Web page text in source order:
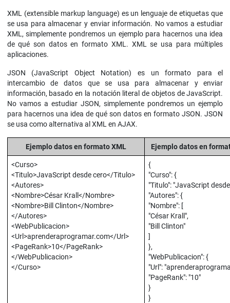
XML (extensible markup language) es un lenguaje de etiquetas que
se usa para almacenar y enviar información. No vamos a estudiar
XML, simplemente pondremos un ejemplo para hacernos una idea
de qué son datos en formato XML. XML se usa para múltiples
aplicaciones.
JSON (JavaScript Object Notation) es un formato para el
intercambio de datos que se usa para almacenar y enviar
información, basado en la notación literal de objetos de JavaScript.
No vamos a estudiar JSON, simplemente pondremos un ejemplo
para hacernos una idea de qué son datos en formato JSON. JSON
se usa como alternativa al XML en AJAX.
Ejemplo datos en formato XML Ejemplo datos en
<Curso>
<Titulo>JavaScript desde cero</Titulo>
<Autores>
<Nombre>César Krall</Nombre>
<Nombre>Bill Clinton</Nombre>
</Autores>
<WebPublicacion>
<Url>aprenderaprogramar.com</Url>
<PageRank>10</PageRank>
</WebPublicacion>
</Curso>
{
"Curso": {
"Titulo": "JavaScript
"Autores": {
"Nombre": [
"César Krall",
"Bill Clinton"
]
},
"WebPublicacion": {
"Url":
"PageRank": "10"
}
}